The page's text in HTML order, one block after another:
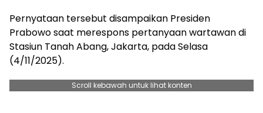
Pernyataan tersebut disampaikan Presiden
Prabowo saat merespons pertanyaan wartawan di
Stasiun Tanah Abang, Jakarta, pada Selasa
(4/11/2025).
Scroll kebawah untuk lihat konten